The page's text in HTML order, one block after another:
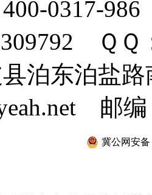
0317-
ＱＱ
泊东泊盐
邮编
冀公网安备